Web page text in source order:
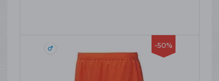
-50%